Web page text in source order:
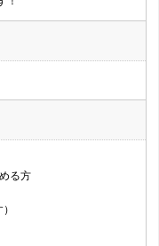
る方